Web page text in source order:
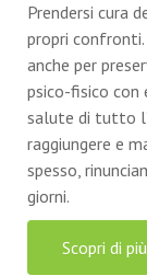
Prendersi cura
propri
anche per
psico-fisico
salute di tutto
raggiungere e
spesso,
giorni.
Scopri di più